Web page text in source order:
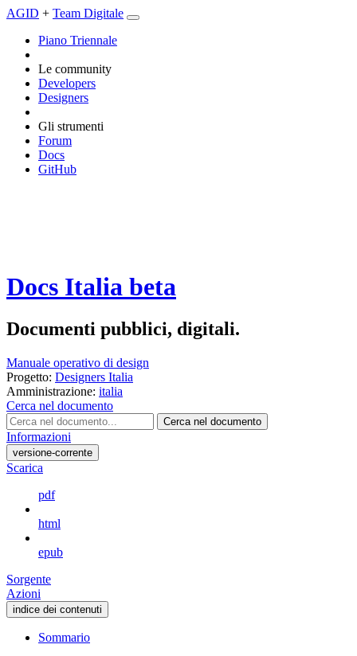
AGID + Team Digitale
Piano Triennale
Le community
Developers
Designers
Gli strumenti
Forum
Docs
GitHub
Docs Italia beta
Documenti pubblici, digitali.
Manuale operativo di design
Progetto: Designers Italia
Amministrazione: italia
Cerca nel documento
Cerca nel documento
Informazioni
versione-corrente
Scarica
pdf
html
epub
Sorgente
Azioni
indice dei contenuti
Sommario